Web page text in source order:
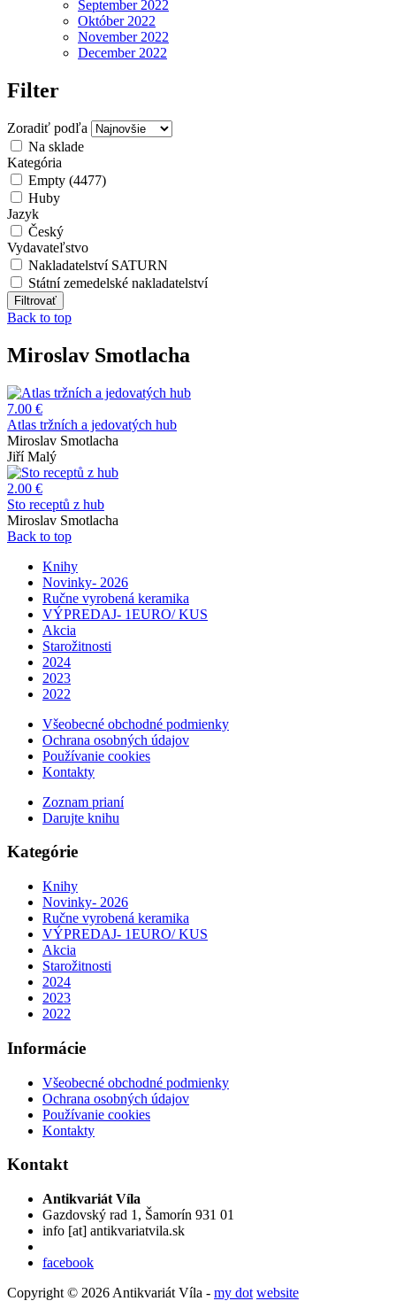
September 2022
Október 2022
November 2022
December 2022
Filter
Zoradiť podľa
Na sklade
Kategória
Empty (4477)
Huby
Jazyk
Český
Vydavateľstvo
Nakladatelství SATURN
Státní zemedelské nakladatelství
Back to top
Miroslav Smotlacha
7.00 €
Atlas tržních a jedovatých hub
Miroslav Smotlacha
Jiří Malý
2.00 €
Sto receptů z hub
Miroslav Smotlacha
Back to top
Knihy
Novinky- 2026
Ručne vyrobená keramika
VÝPREDAJ- 1EURO/ KUS
Akcia
Starožitnosti
2024
2023
2022
Všeobecné obchodné podmienky
Ochrana osobných údajov
Používanie cookies
Kontakty
Zoznam prianí
Darujte knihu
Kategórie
Knihy
Novinky- 2026
Ručne vyrobená keramika
VÝPREDAJ- 1EURO/ KUS
Akcia
Starožitnosti
2024
2023
2022
Informácie
Všeobecné obchodné podmienky
Ochrana osobných údajov
Používanie cookies
Kontakty
Kontakt
Antikvariát Víla
Gazdovský rad 1, Šamorín 931 01
info [at] antikvariatvila.sk
facebook
Copyright © 2026 Antikvariát Víla - my dot website